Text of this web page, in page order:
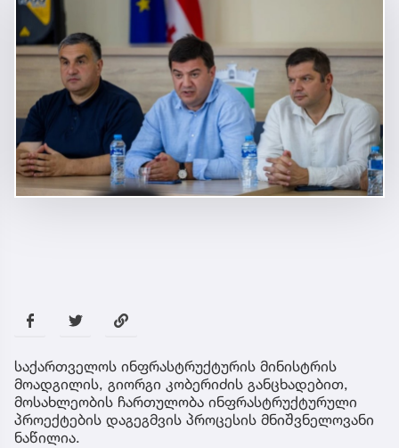
საქართველოს ინფრასტრუქტურის მინისტრის
მოადგილის, გიორგი კობერიძის განცხადებით,
მოსახლეობის ჩართულობა ინფრასტრუქტურული
პროექტების დაგეგმვის პროცესის მნიშვნელოვანი
ნაწილია.